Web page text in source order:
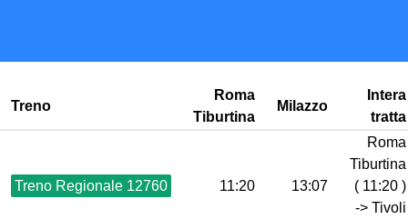
Treno
Roma
Tiburtina
Milazzo
Intera
tratta
Treno Regionale 12760 11:20 13:07
Roma
Tiburtina
( 11:20 )
-> Tivoli